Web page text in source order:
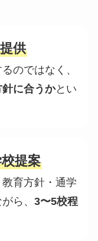
供
のではなく、
に合うかとい
提案
育方針・通学
ら、 3〜5校程